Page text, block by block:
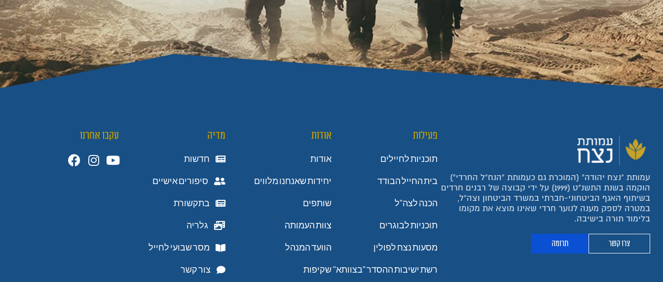
עמותת "נצח יהודה" (המוכרת גם כעמותת "הנח"ל החרדי")
הוקמה בשנת התשנ"ט (1999) על ידי קבוצה של רבנים חרדים
בשיתוף האגף הביטחוני-חברתי במשרד הביטחון וצה"ל,
במטרה לספק מענה לנוער חרדי שאינו מוצא את מקומו
בלימוד תורה בישיבה.
צרו קשר תרומה
פעילות
תוכניות לחיילים
בית החייל הבודד
הכנה לצה"ל
תוכניות לבוגרים
מסעות נצח לפולין
רשת ישיבות ההסדר "בצוותא"
אודות
אודות
יחידות שאנחנו מלווים
שותפים
צוות העמותה
הוועד המנהל
שקיפות
מדיה
חדשות
סיפורים אישיים
בתקשורת
גלריה
מסר שבועי לחייל
צור קשר
עקבו אחרנו